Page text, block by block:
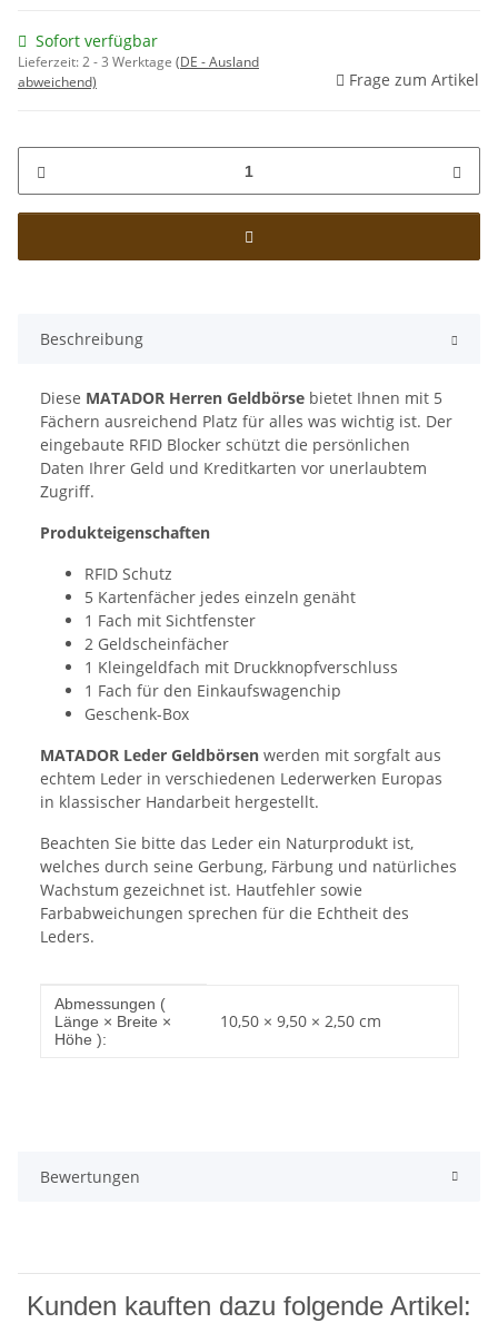
Sofort verfügbar
Lieferzeit:2 - 3 Werktage (DE - Ausland
abweichend)
Frage zum Artikel
Beschreibung
Diese MATADOR Herren Geldbörse bietet Ihnen mit 5
Fächern ausreichend Platz für alles was wichtig ist. Der
eingebaute RFID Blocker schützt die persönlichen
Daten Ihrer Geld und Kreditkarten vor unerlaubtem
Zugriff.
Produkteigenschaften
RFID Schutz
5 Kartenfächer jedes einzeln genäht
1 Fach mit Sichtfenster
2 Geldscheinfächer
1 Kleingeldfach mit Druckknopfverschluss
1 Fach für den Einkaufswagenchip
Geschenk-Box
MATADOR Leder Geldbörsen werden mit sorgfalt aus
echtem Leder in verschiedenen Lederwerken Europas
in klassischer Handarbeit hergestellt.
Beachten Sie bitte das Leder ein Naturprodukt ist,
welches durch seine Gerbung, Färbung und natürliches
Wachstum gezeichnet ist. Hautfehler sowie
Farbabweichungen sprechen für die Echtheit des
Leders.
Produkteigenschaft
Wert
Abmessungen (
Länge × Breite ×
Höhe ):
10,50 × 9,50 × 2,50 cm
Bewertungen
Kunden kauften dazu folgende Artikel: